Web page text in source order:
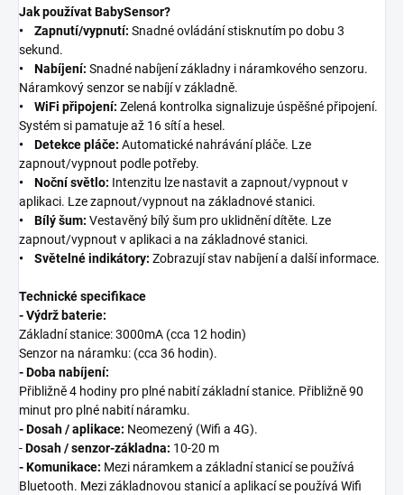
Jak používat BabySensor?
• Zapnutí/vypnutí: Snadné ovládání stisknutím po dobu 3
sekund.
• Nabíjení: Snadné nabíjení základny i náramkového senzoru.
Náramkový senzor se nabíjí v základně.
• WiFi připojení: Zelená kontrolka signalizuje úspěšné připojení.
Systém si pamatuje až 16 sítí a hesel.
• Detekce pláče: Automatické nahrávání pláče. Lze
zapnout/vypnout podle potřeby.
• Noční světlo: Intenzitu lze nastavit a zapnout/vypnout v
aplikaci. Lze zapnout/vypnout na základnové stanici.
• Bílý šum: Vestavěný bílý šum pro uklidnění dítěte. Lze
zapnout/vypnout v aplikaci a na základnové stanici.
• Světelné indikátory: Zobrazují stav nabíjení a další informace.
Technické specifikace
- Výdrž baterie:
Základní stanice: 3000mA (cca 12 hodin)
Senzor na náramku: (cca 36 hodin).
- Doba nabíjení:
Přibližně 4 hodiny pro plné nabití základní stanice. Přibližně 90
minut pro plné nabití náramku.
- Dosah / aplikace: Neomezený (Wifi a 4G).
-Dosah / senzor-základna: 10-20 m
- Komunikace: Mezi náramkem a základní stanicí se používá
Bluetooth. Mezi základnovou stanicí a aplikací se používá Wifi